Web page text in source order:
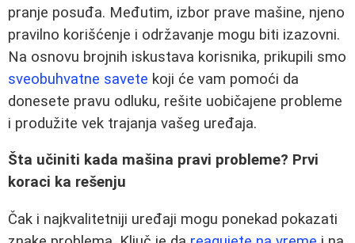
pranje posuđa. Međutim, izbor prave mašine, njeno
pravilno korišćenje i održavanje mogu biti izazovni.
Na osnovu brojnih iskustava korisnika, prikupili smo
sveobuhvatne savete koji će vam pomoći da
donesete pravu odluku, rešite uobičajene probleme
i produžite vek trajanja vašeg uređaja.
Šta učiniti kada mašina pravi probleme? Prvi
koraci ka rešenju
Čak i najkvalitetniji uređaji mogu ponekad pokazati